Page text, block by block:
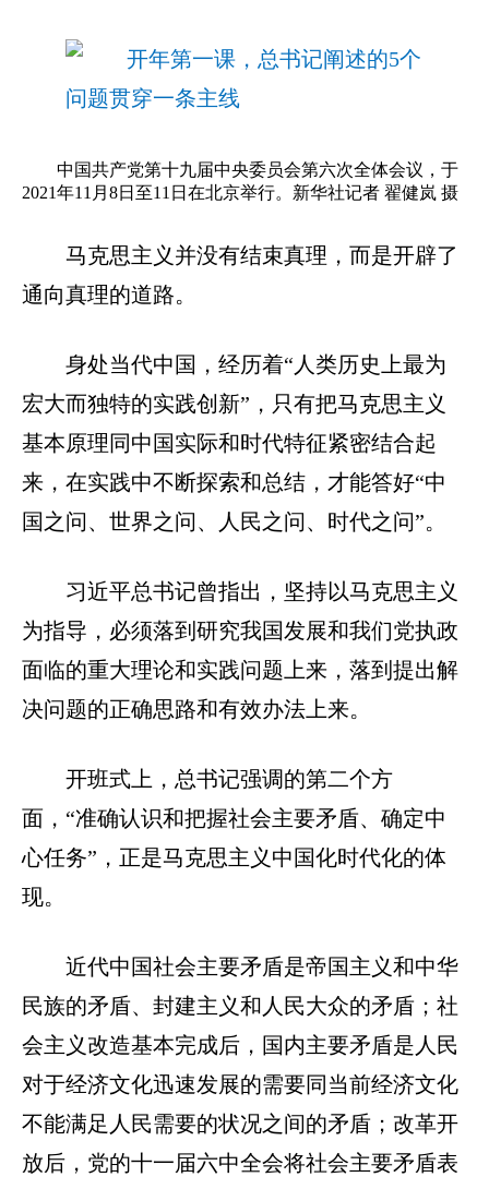
中国共产党第十九届中央委员会第六次全体会议，于
2021年11月8日至11日在北京举行。新华社记者 翟健岚 摄
马克思主义并没有结束真理，而是开辟了
通向真理的道路。
身处当代中国，经历着“人类历史上最为
宏大而独特的实践创新”，只有把马克思主义
基本原理同中国实际和时代特征紧密结合起
来，在实践中不断探索和总结，才能答好“中
国之问、世界之问、人民之问、时代之问”。
习近平总书记曾指出，坚持以马克思主义
为指导，必须落到研究我国发展和我们党执政
面临的重大理论和实践问题上来，落到提出解
决问题的正确思路和有效办法上来。
开班式上，总书记强调的第二个方
面，“准确认识和把握社会主要矛盾、确定中
心任务”，正是马克思主义中国化时代化的体
现。
近代中国社会主要矛盾是帝国主义和中华
民族的矛盾、封建主义和人民大众的矛盾；社
会主义改造基本完成后，国内主要矛盾是人民
对于经济文化迅速发展的需要同当前经济文化
不能满足人民需要的状况之间的矛盾；改革开
放后，党的十一届六中全会将社会主要矛盾表